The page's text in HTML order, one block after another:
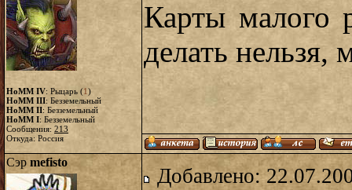
HoMM IV: Рыцарь (1)
HoMM III: Безземельный
HoMM II: Безземельный
HoMM I: Безземельный
Сообщения: 213
Откуда: Россия
Карты малого
делать
Сэр mefisto
Добавлено: